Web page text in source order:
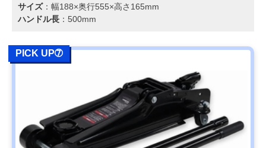
サイズ：幅188×奥行555×高さ165mm
ハンドル長 ：500mm
PICK UP➆